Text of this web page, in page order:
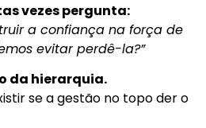
vezes pergunta:
a confiança na força de
evitar perdê-la?”
da hierarquia.
se a gestão no topo der o